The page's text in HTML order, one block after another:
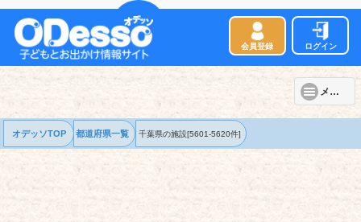
会員登録 ログイン
メニュー
オデッソTOP 都道府県一覧 千葉県の施設[5601-5620件]